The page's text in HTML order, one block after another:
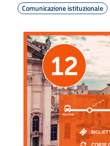
Comunicazione istituzionale